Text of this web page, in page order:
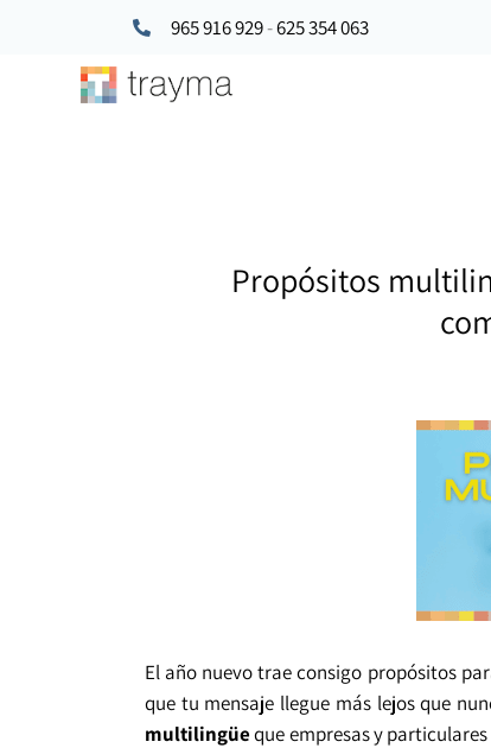
965 916 929-625 354 063
Propósitos
El año nuevo trae consigo propósitos
que tu mensaje llegue más lejos que
multilingüeque empresas y